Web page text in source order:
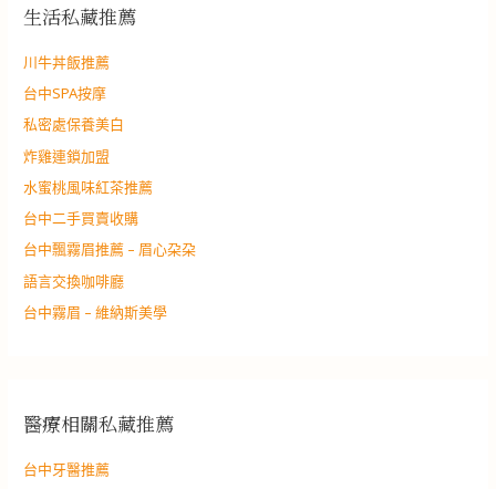
生活私藏推薦
川牛丼飯推薦
台中SPA按摩
私密處保養美白
炸雞連鎖加盟
水蜜桃風味紅茶推薦
台中二手買賣收購
台中飄霧眉推薦 – 眉心朶朶
語言交換咖啡廳
台中霧眉 – 維納斯美學
醫療相關私藏推薦
台中牙醫推薦